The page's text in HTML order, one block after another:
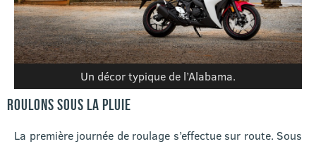
Un décor typique de l’Alabama.
ROULONS SOUS LA PLUIE
La première journée de roulage s’effectue sur route. Sous